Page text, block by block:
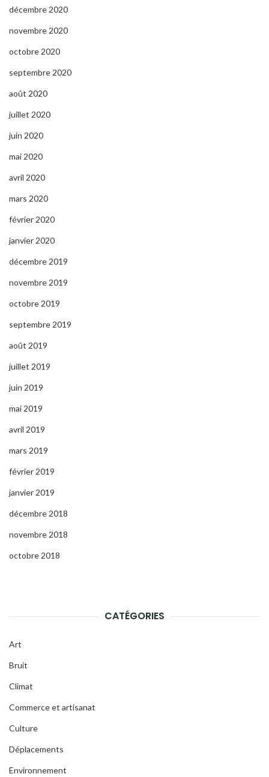
décembre 2020
novembre 2020
octobre 2020
septembre 2020
août 2020
juillet 2020
juin 2020
mai 2020
avril 2020
mars 2020
février 2020
janvier 2020
décembre 2019
novembre 2019
octobre 2019
septembre 2019
août 2019
juillet 2019
juin 2019
mai 2019
avril 2019
mars 2019
février 2019
janvier 2019
décembre 2018
novembre 2018
octobre 2018
CATÉGORIES
Art
Bruit
Climat
Commerce et artisanat
Culture
Déplacements
Environnement